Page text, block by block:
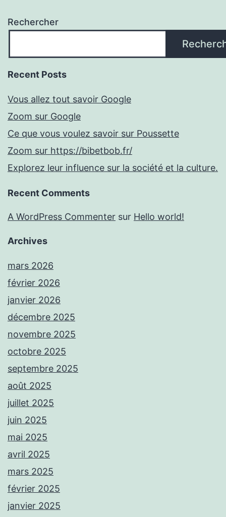
Rechercher
Recent Posts
Vous allez tout savoir Google
Zoom sur Google
Ce que vous voulez savoir sur Poussette
Zoom sur https://bibetbob.fr/
Explorez leur influence sur la société et la culture.
Recent Comments
A WordPress Commenter sur Hello world!
Archives
mars 2026
février 2026
janvier 2026
décembre 2025
novembre 2025
octobre 2025
septembre 2025
août 2025
juillet 2025
juin 2025
mai 2025
avril 2025
mars 2025
février 2025
janvier 2025